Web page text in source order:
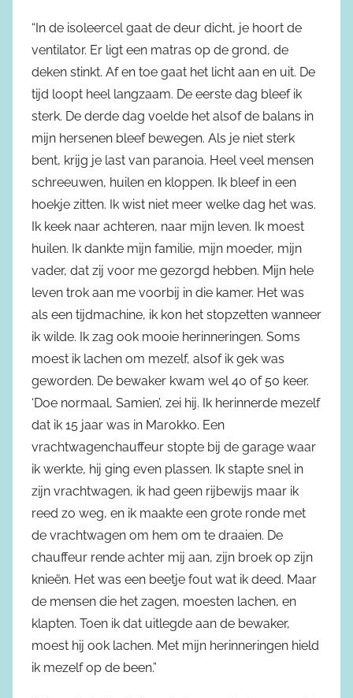
“In de isoleercel gaat de deur dicht, je hoort de
ventilator. Er ligt een matras op de grond, de
deken stinkt. Af en toe gaat het licht aan en uit. De
tijd loopt heel langzaam. De eerste dag bleef ik
sterk. De derde dag voelde het alsof de balans in
mijn hersenen bleef bewegen. Als je niet sterk
bent, krijg je last van paranoia. Heel veel mensen
schreeuwen, huilen en kloppen. Ik bleef in een
hoekje zitten. Ik wist niet meer welke dag het was.
Ik keek naar achteren, naar mijn leven. Ik moest
huilen. Ik dankte mijn familie, mijn moeder, mijn
vader, dat zij voor me gezorgd hebben. Mijn hele
leven trok aan me voorbij in die kamer. Het was
als een tijdmachine, ik kon het stopzetten wanneer
ik wilde. Ik zag ook mooie herinneringen. Soms
moest ik lachen om mezelf, alsof ik gek was
geworden. De bewaker kwam wel 40 of 50 keer.
‘Doe normaal, Samien’, zei hij. Ik herinnerde mezelf
dat ik 15 jaar was in Marokko. Een
vrachtwagenchauffeur stopte bij de garage waar
ik werkte, hij ging even plassen. Ik stapte snel in
zijn vrachtwagen, ik had geen rijbewijs maar ik
reed zo weg, en ik maakte een grote ronde met
de vrachtwagen om hem om te draaien. De
chauffeur rende achter mij aan, zijn broek op zijn
knieën. Het was een beetje fout wat ik deed. Maar
de mensen die het zagen, moesten lachen, en
klapten. Toen ik dat uitlegde aan de bewaker,
moest hij ook lachen. Met mijn herinneringen hield
ik mezelf op de been.”